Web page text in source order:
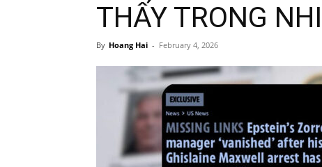
THẤY TRONG
By Hoang Hai - February 4, 2026